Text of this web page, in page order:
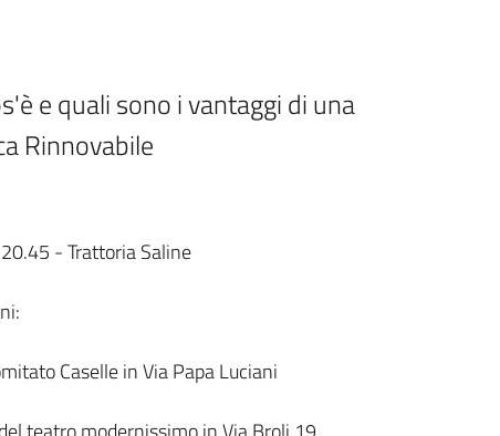
e quali sono i vantaggi di una
Rinnovabile
- Trattoria Saline
Caselle in Via Papa Luciani